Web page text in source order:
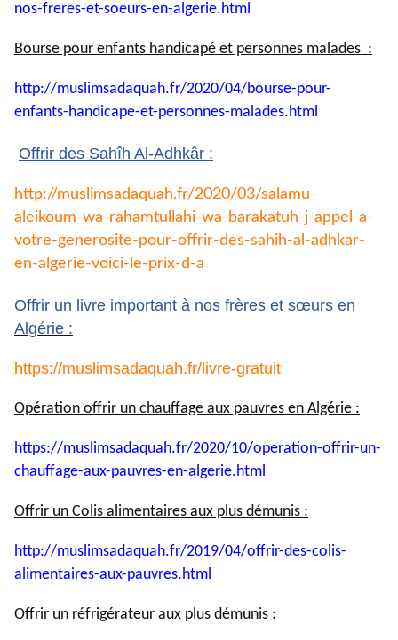
nos-freres-et-soeurs-en-algerie.html
Bourse pour enfants handicapé et personnes malades :
http://muslimsadaquah.fr/2020/04/bourse-pour-
enfants-handicape-et-personnes-malades.html
Offrir des Sahîh Al-Adhkâr :
http://muslimsadaquah.fr/2020/03/salamu-
aleikoum-wa-rahamtullahi-wa-barakatuh-j-appel-a-
votre-generosite-pour-offrir-des-sahih-al-adhkar-
en-algerie-voici-le-prix-d-a
Offrir un livre important à nos frères et sœurs en
Algérie :
https://muslimsadaquah.fr/ livre-gratuit
Opération offrir un chauffage aux pauvres en Algérie :
https://muslimsadaquah.fr/2020/10/operation-offrir-un-
chauffage-aux-pauvres-en-algerie.html
Offrir un Colis alimentaires aux plus démunis :
http://muslimsadaquah.fr/2019/04/offrir-des-colis-
alimentaires-aux-pauvres.html
Offrir un réfrigérateur aux plus démunis :